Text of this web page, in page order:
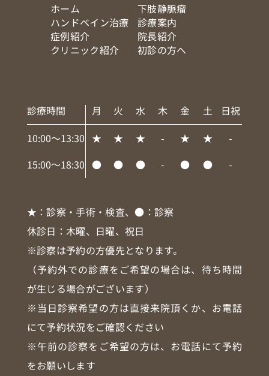
ホーム
下肢静脈瘤
ハンドベイン治療
診療案内
症例紹介
院長紹介
クリニック紹介
初診の方へ
診療時間 月 火 水 木 金 土
日祝
10:00～13:30 ★ ★ ★ - ★ ★
-
15:00～18:30 ● ● ● - ● ● -
★ ：診察・手術・検査、● ：診察
休診日：木曜、日曜、祝日
※診察は予約の方優先となります。
（予約外での診療をご希望の場合は、待ち時間
が生じる場合がございます）
※当日診察希望の方は直接来院頂くか、お電話
にて予約状況をご確認ください
※午前の診察をご希望の方は、お電話にて予約
をお願いします